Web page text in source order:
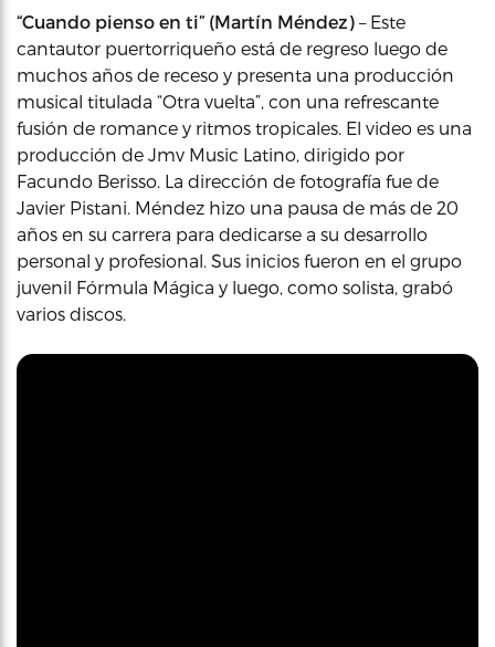
“Cuando pienso en ti” (Martín Méndez) – Este
cantautor puertorriqueño está de regreso luego de
muchos años de receso y presenta una producción
musical titulada “Otra vuelta”, con una refrescante
fusión de romance y ritmos tropicales. El video es una
producción de Jmv Music Latino, dirigido por
Facundo Berisso. La dirección de fotografía fue de
Javier Pistani. Méndez hizo una pausa de más de 20
años en su carrera para dedicarse a su desarrollo
personal y profesional. Sus inicios fueron en el grupo
juvenil Fórmula Mágica y luego, como solista, grabó
varios discos.